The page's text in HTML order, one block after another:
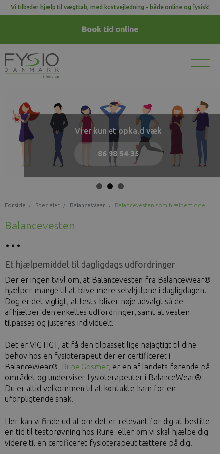
Vi tilbyder hjælp til vægttab, med kostvejledning - både online og fysisk!
Book tid online
Vi er kun et opkald væk
86 98 54 35
Vi er kun et opkald væk
86 98 54 35
Vi er kun et opkald væk
86 98 54 35
Forside Specialer BalanceWear Balancevesten som hjælpemiddel
Balancevesten
Et hjælpemiddel til dagligdags udfordringer
Der er ingen tvivl om, at Balancevesten fra BalanceWear®
hjælper mange til at blive mere selvhjulpne i dagligdagen.
Dog er det vigtigt, at tests bliver nøje udvalgt så de
afhjælper den enkeltes udfordringer, samt at vesten
tilpasses og justeres individuelt.
Det er VIGTIGT, at få den tilpasset lige nøjagtigt til dine
behov hos en fysioterapeut der er certificeret i
BalanceWear®. Rune Gosmer, er en af landets førende på
området og underviser fysioterapeuter i BalanceWear® -
Du er altid velkommen til at kontakte ham for en
uforpligtende snak.
Her kan vi finde ud af om det er relevant for dig at bestille
en tid til testprøvning hos Rune eller om vi skal hjælpe dig
videre til en certificeret fysioterapeut tættere på dig.